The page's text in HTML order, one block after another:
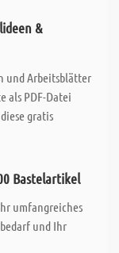
&
und Arbeitsblätter
als PDF-Datei
gratis
Bastelartikel
umfangreiches
und Ihr